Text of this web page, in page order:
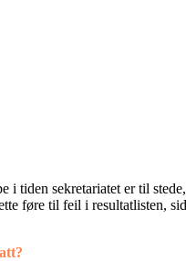
i tiden sekretariatet er til
føre til feil i resultatlisten,